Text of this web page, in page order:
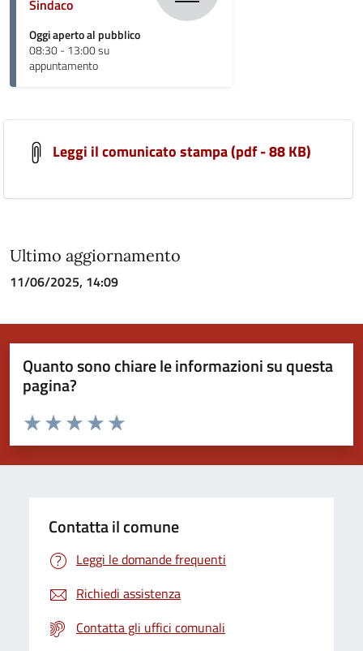
Sindaco
Oggi aperto al pubblico
08:30 - 13:00 su
appuntamento
Leggi il comunicato stampa (pdf - 88 KB)
Ultimo aggiornamento
11/06/2025, 14:09
Quanto sono chiare le informazioni su questa
pagina?
Valuta da 1 a 5 stelle la pagina
Valuta 5 stelle su 5
Valuta 4 stelle su 5
Valuta 3 stelle su 5
Valuta 2 stelle su 5
Valuta 1 stelle su 5
Contatta il comune
Leggi le domande frequenti
Richiedi assistenza
Contatta gli uffici comunali